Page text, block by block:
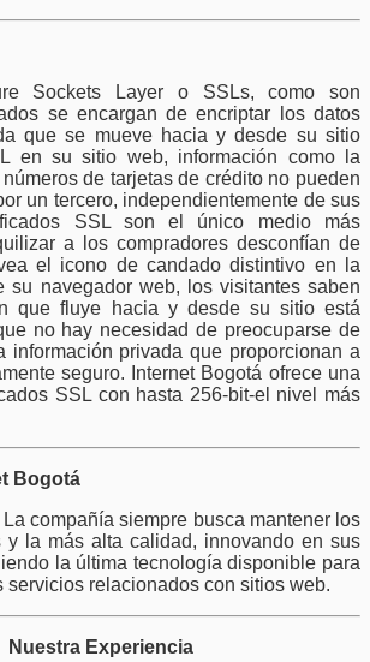
Sockets Layer o SSLs, como son
se encargan de encriptar los datos
que se mueve hacia y desde su sitio
en su sitio web, información como la
de tarjetas de crédito no pueden
un tercero, independientemente de sus
SSL son el único medio más
a los compradores desconfían de
el icono de candado distintivo en la
su navegador web, los visitantes saben
que fluye hacia y desde su sitio está
no hay necesidad de preocuparse de
información privada que proporcionan a
seguro. Internet Bogotá ofrece una
SSL con hasta 256-bit-el nivel más
Bogotá
compañía siempre busca mantener los
y la más alta calidad, innovando en sus
la última tecnología disponible para
servicios relacionados con sitios web.
Nuestra Experiencia